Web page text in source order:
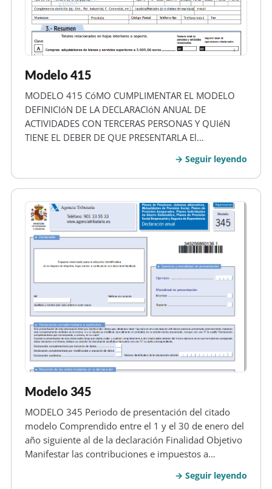
Modelo 415
MODELO 415 CóMO CUMPLIMENTAR EL MODELO
DEFINICIóN DE LA DECLARACIóN ANUAL DE
ACTIVIDADES CON TERCERAS PERSONAS Y QUIéN
TIENE EL DEBER DE QUE PRESENTARLA El
actividades con terceras personas, es un testimonio
dependiente que hace referencia a las actividades
Seguir leyendo
Modelo 345
MODELO 345 Periodo de presentación del citado
modelo Comprendido entre el 1 y el 30 de enero del
año siguiente al de la declaración Finalidad Objetivo
Manifestar las contribuciones e impuestos a
Entidades de gestión de Fondos de Pensiones, a
Seguir leyendo